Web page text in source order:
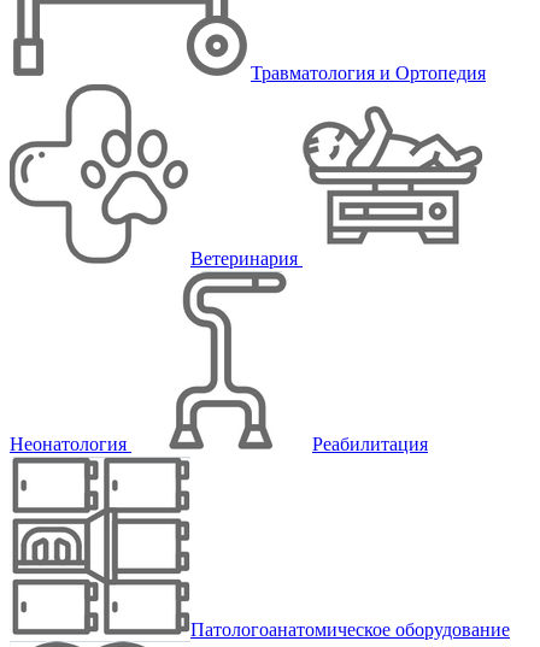
Травматология и Ортопедия
Ветеринария
Неонатология Реабилитация
Патологоанатомическое оборудование